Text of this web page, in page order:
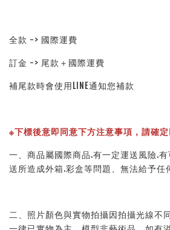
全款 -> 國際運費
訂金 -> 尾款＋國際運費
補尾款時會使用LINE通知您補款
※下標後意即同意下方注意事項，請確
一、商品屬國際商品.有一定運送風險.
送所造成外箱.彩盒等問題、無法給予任
二、照片顏色與實物拍攝因拍攝光線不